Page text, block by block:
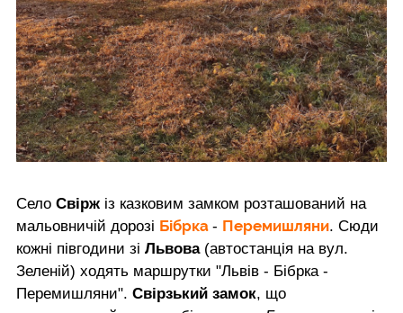
Село Свірж із казковим замком розташований на
мальовничій дорозі Бібрка - Перемишляни. Сюди
кожні півгодини зі Львова(автостанція на вул.
Зеленій) ходять маршрутки "Львів - Бібрка -
Перемишляни". Свірзький замок, що